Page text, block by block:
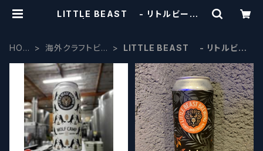
LITTLE BEAST - リトルビースト
HOM
海外クラフトビー
LITTLE BEAST - リトルビー